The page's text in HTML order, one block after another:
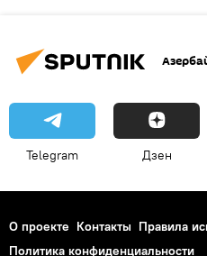
Telegram Дзен
О проекте Контакты Правила
Политика конфиденциальности